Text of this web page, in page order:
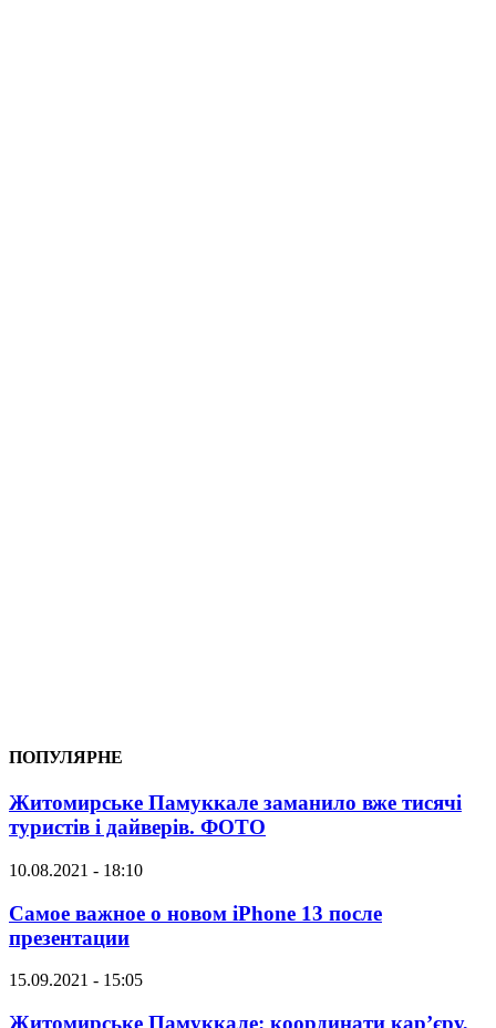
ПОПУЛЯРНЕ
Житомирське Памуккале заманило вже тисячі
туристів і дайверів. ФОТО
10.08.2021 - 18:10
Самое важное о новом iPhone 13 после
презентации
15.09.2021 - 15:05
Житомирське Памуккале: координати кар’єру,